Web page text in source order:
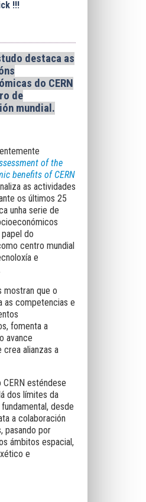
!!!
destaca as
do CERN
de
mundial .
of the
benefits of CERN
as actividades
os últimos 25
unha serie de
do
centro mundial
e
mostran que o
as competencias e
fomenta a
avance
alianzas a
esténdese
dos límites da
desde
a colaboración
pasando por
ámbitos espacial,
e